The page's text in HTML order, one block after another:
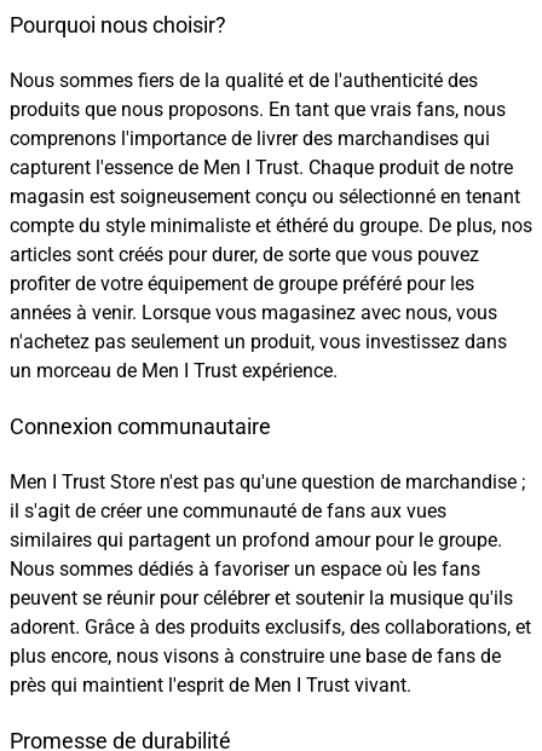
Pourquoi nous choisir?
Nous sommes fiers de la qualité et de l'authenticité des
produits que nous proposons. En tant que vrais fans, nous
comprenons l'importance de livrer des marchandises qui
capturent l'essence de Men I Trust. Chaque produit de notre
magasin est soigneusement conçu ou sélectionné en tenant
compte du style minimaliste et éthéré du groupe. De plus, nos
articles sont créés pour durer, de sorte que vous pouvez
profiter de votre équipement de groupe préféré pour les
années à venir. Lorsque vous magasinez avec nous, vous
n'achetez pas seulement un produit, vous investissez dans
un morceau de Men I Trust expérience.
Connexion communautaire
Men I Trust Store n'est pas qu'une question de marchandise ;
il s'agit de créer une communauté de fans aux vues
similaires qui partagent un profond amour pour le groupe.
Nous sommes dédiés à favoriser un espace où les fans
peuvent se réunir pour célébrer et soutenir la musique qu'ils
adorent. Grâce à des produits exclusifs, des collaborations, et
plus encore, nous visons à construire une base de fans de
près qui maintient l'esprit de Men I Trust vivant.
Promesse de durabilité